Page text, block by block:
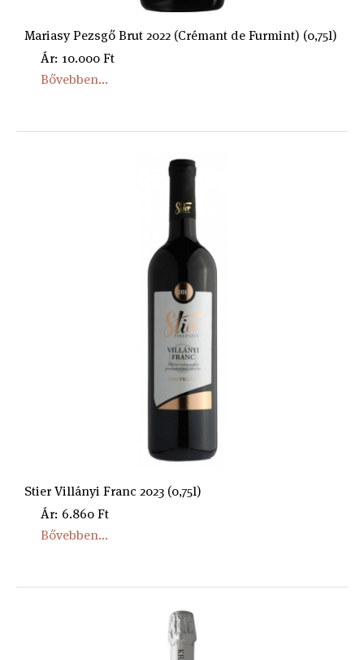
Mariasy Pezsgő Brut 2022 (Crémant de Furmint) (0,75l)
Ár: 10.000 Ft
Bővebben...
Stier Villányi Franc 2023 (0,75l)
Ár: 6.860 Ft
Bővebben...